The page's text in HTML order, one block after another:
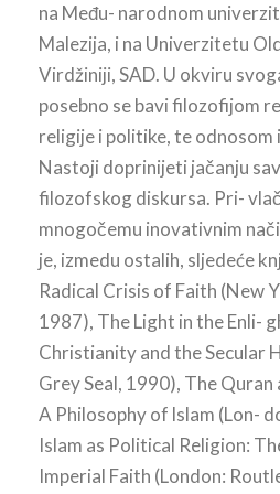
na Među- narodnom
Malezija, i na Univerzitetu
Virdžiniji, SAD. U okviru
posebno se bavi filozofijom
religije i politike, te odnosom
Nastoji doprinijeti jačanju
filozofskog diskursa. Pri-
mnogočemu inovativnim
je, izmedu ostalih, sljedeće
Radical Crisis of Faith (New
1987), The Light in the Enli-
Christianity and the Secular
Grey Seal, 1990), The Quran
A Philosophy of lslam (Lon-
Islam as Political Religion:
Imperial Faith (London: